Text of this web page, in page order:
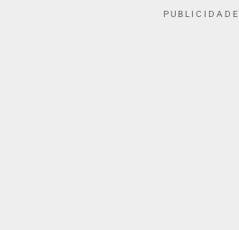
PUBLICIDADE